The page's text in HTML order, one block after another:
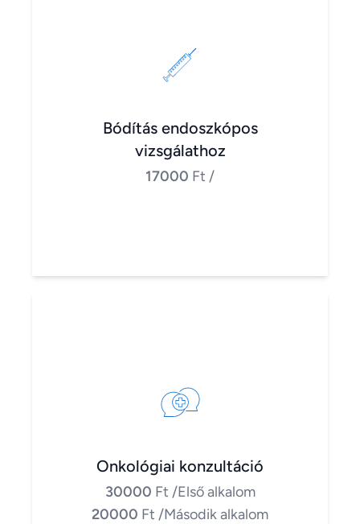
Bódítás endoszkópos
vizsgálathoz
17000 Ft /
Onkológiai konzultáció
30000 Ft /Első alkalom
20000 Ft /Második alkalom